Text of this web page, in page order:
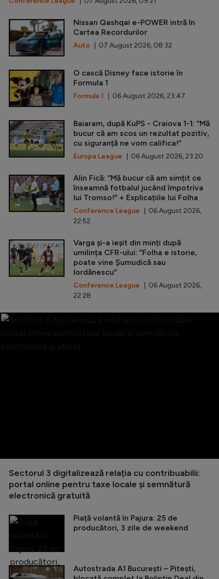
Nissan Qashqai e-POWER intră în
Cartea Recordurilor
Auto | 07 August 2026, 08:32
O cască Disney face istorie în
Formula 1
Formula 1 | 06 August 2026, 23:47
Baiaram, după KuPS - Craiova 1-1: ”Mă
bucur că am scos un rezultat pozitiv,
cu siguranță ne vom califica!”
Europa League | 06 August 2026, 23:20
Alin Fică: ”Mă bucur că am simțit ce
înseamnă fotbalul jucând împotriva
lui Tromso!” + Explicațiile lui Folha
Conference League | 06 August 2026,
22:52
Varga și-a ieșit din minți după
umilința CFR-ului: ”Folha e istorie,
poate vine Șumudică sau
Iordănescu”
Conference League | 06 August 2026,
22:28
Sectorul 3 digitalizează relația cu contribuabilii:
portal online pentru taxe locale și semnătură
electronică gratuită
Piață volantă în Pajura: 25 de
producători, 3 zile de weekend
Autostrada A1 București – Pitești,